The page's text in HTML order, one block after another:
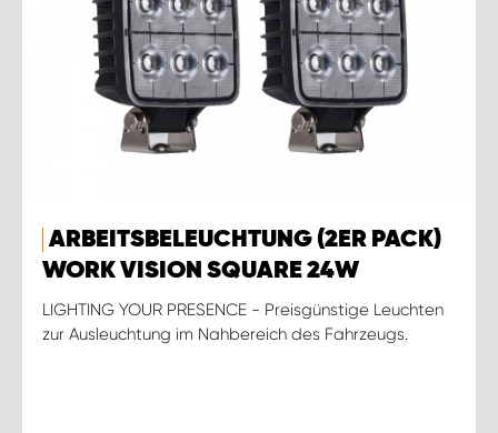
ARBEITSBELEUCHTUNG (2ER PACK)
WORK VISION SQUARE 24W
LIGHTING YOUR PRESENCE - Preisgünstige Leuchten
zur Ausleuchtung im Nahbereich des Fahrzeugs.